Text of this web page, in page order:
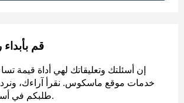
قم
إن أسئلتك وتعليقاتك لهي أداة قيمة
خدمات موقع ماسكوس. نقرأ آراءك، ونرد
طلبكم في أسرع وقت ممكن.